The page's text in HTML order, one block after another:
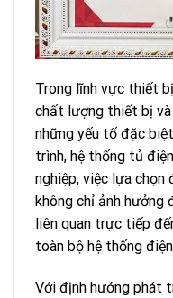
Trong lĩnh vực thiết
chất lượng thiết bị
những yếu tố đặc
trình, hệ thống tủ
nghiệp, việc lựa
không chỉ ảnh hưởng
liên quan trực tiếp
toàn bộ hệ thống
Với định hướng phát